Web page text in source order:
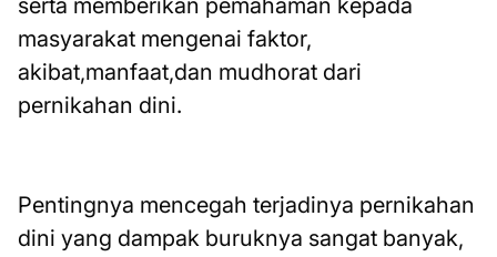
serta memberikan pemahaman kepada
masyarakat mengenai faktor,
akibat,manfaat,dan mudhorat dari
pernikahan dini.
Pentingnya mencegah terjadinya pernikahan
dini yang dampak buruknya sangat banyak,